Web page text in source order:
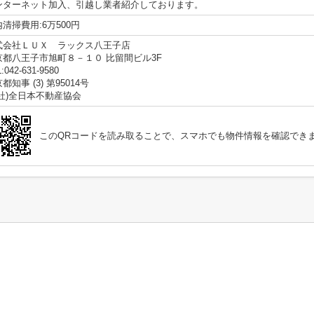
ターネット加入、引越し業者紹介しております。
清掃費用:6万500円
会社ＬＵＸ ラックス八王子店
都八王子市旭町８－１０ 比留間ビル3F
631-9580
都知事 (3) 第95014号
)全日本不動産協会
このQRコードを読み取ることで、スマホでも物件情報を確認でき